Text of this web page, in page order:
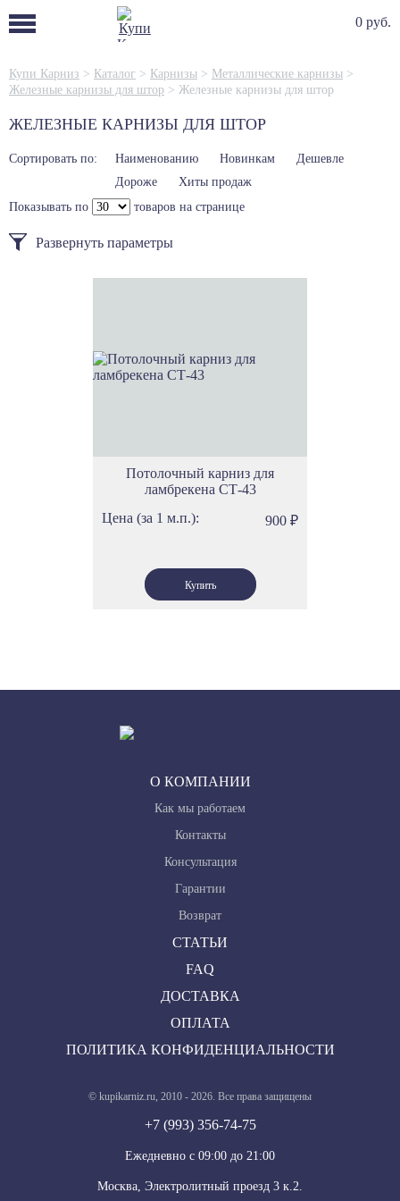
0 руб.
Купи Карниз > Каталог > Карнизы > Металлические карнизы >
Железные карнизы для штор > Железные карнизы для штор
ЖЕЛЕЗНЫЕ КАРНИЗЫ ДЛЯ ШТОР
Сортировать по: Наименованию Новинкам
Дешевле
Дороже
Хиты продаж
Показывать по
товаров на странице
Развернуть параметры
Потолочный карниз для
ламбрекена СТ-43
Цена (за 1 м.п.):
900 ₽
О КОМПАНИИ
Как мы работаем
Контакты
Консультация
Гарантии
Возврат
СТАТЬИ
FAQ
ДОСТАВКА
ОПЛАТА
ПОЛИТИКА КОНФИДЕНЦИАЛЬНОСТИ
© kupikarniz.ru, 2010 - 2026. Все права защищены
+7 (993) 356-74-75
Eжедневно с 09:00 до 21:00
Москва, Электролитный проезд 3 к.2.